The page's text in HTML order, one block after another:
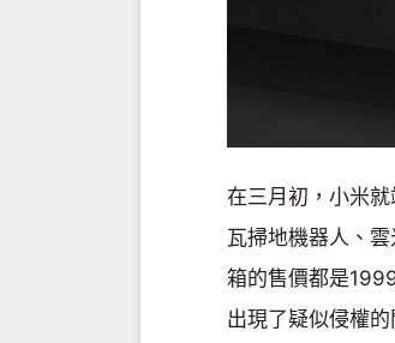
在三月初，小米
瓦掃地機器人、
箱的售價都是
出現了疑似侵權